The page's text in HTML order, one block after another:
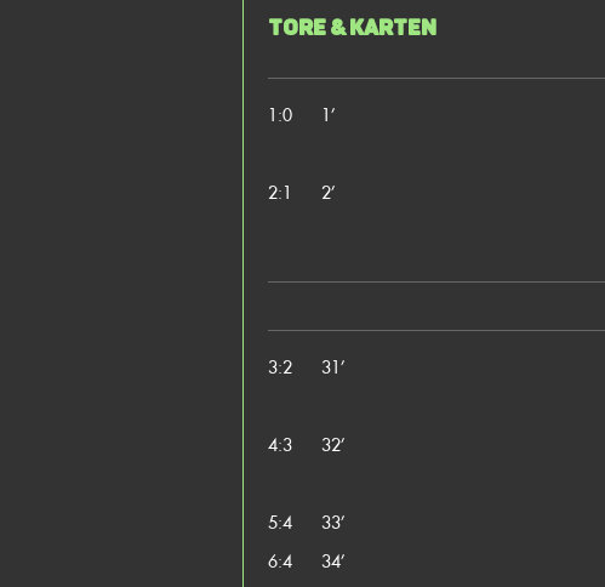
Tore & Karten
1:0
1’
2:1
2’
3:2
31’
4:3
32’
5:4
33’
6:4
34’